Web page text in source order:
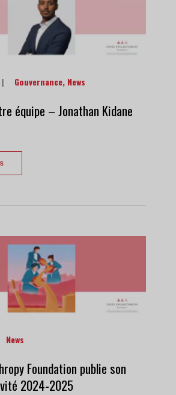
| Gouvernance, News
équipe – Jonathan Kidane
News
Foundation publie son
2024-2025